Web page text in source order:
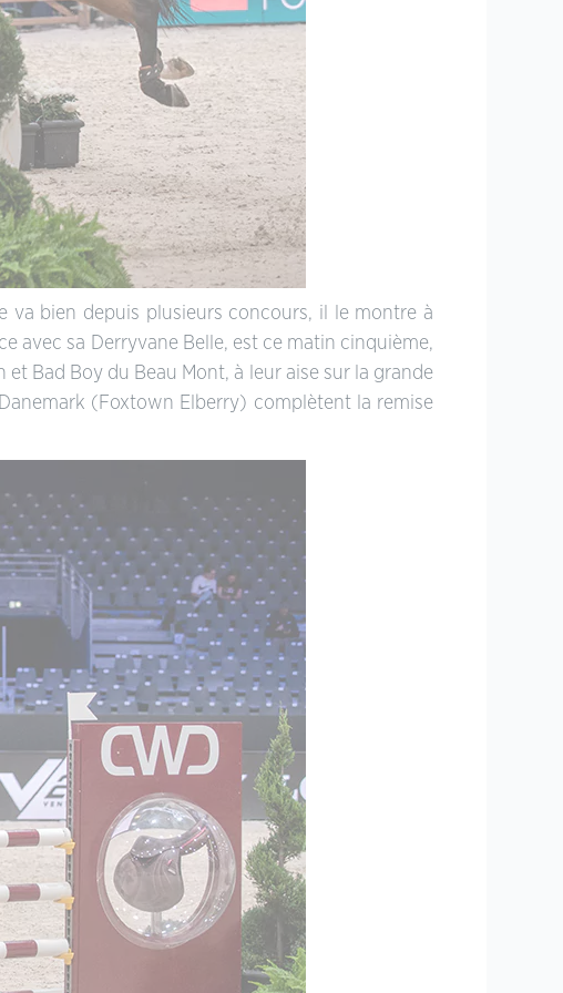
va bien depuis plusieurs concours, il le montre à
avec sa Derryvane Belle, est ce matin cinquième,
Bad Boy du Beau Mont, à leur aise sur la grande
(Foxtown Elberry) complètent la remise